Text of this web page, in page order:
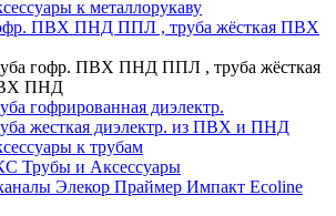
к металлорукаву
ПВХ ПНД ППЛ , труба жёсткая ПВХ
гофр. ПВХ ПНД ППЛ , труба жёсткая
ПНД
гофрированная диэлектр.
жесткая диэлектр. из ПВХ и ПНД
к трубам
Трубы и Аксессуары
Элекор Праймер Импакт Ecoline